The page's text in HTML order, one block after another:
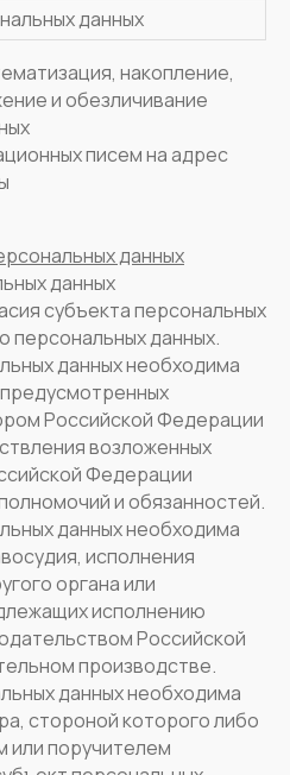
данных
накопление,
и обезличивание
писем на адрес
данных
данных
субъекта персональных
персональных данных.
данных необходима
Российской Федерации
возложенных
Федерации
и обязанностей.
данных необходима
исполнения
органа или
исполнению
Российской
производстве.
данных необходима
стороной которого либо
или поручителем